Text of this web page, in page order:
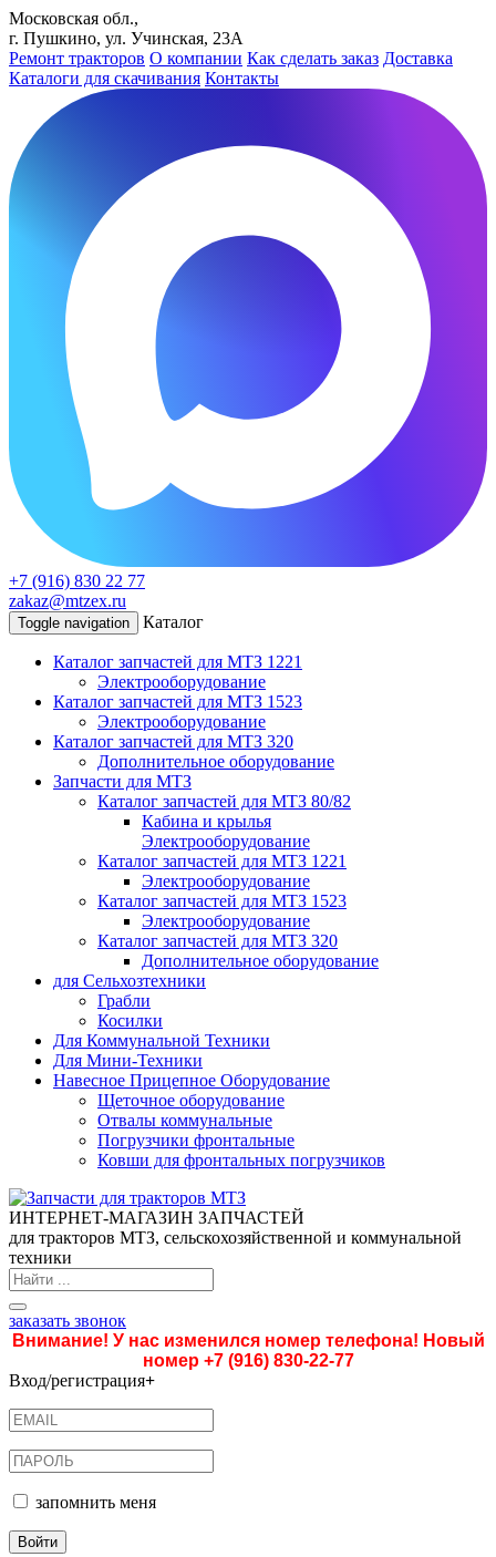
Московская обл.,
г. Пушкино, ул. Учинская, 23А
Ремонт тракторов О компании Как сделать заказ Доставка
Каталоги для скачивания Контакты
+7 (916) 830 22 77
zakaz@mtzex.ru
Toggle navigation Каталог
Каталог запчастей для МТЗ 1221
Электрооборудование
Каталог запчастей для МТЗ 1523
Электрооборудование
Каталог запчастей для МТЗ 320
Дополнительное оборудование
Запчасти для МТЗ
Каталог запчастей для МТЗ 80/82
Кабина и крылья
Электрооборудование
Каталог запчастей для МТЗ 1221
Электрооборудование
Каталог запчастей для МТЗ 1523
Электрооборудование
Каталог запчастей для МТЗ 320
Дополнительное оборудование
для Сельхозтехники
Грабли
Косилки
Для Коммунальной Техники
Для Мини-Техники
Навесное Прицепное Оборудование
Щеточное оборудование
Отвалы коммунальные
Погрузчики фронтальные
Ковши для фронтальных погрузчиков
ИНТЕРНЕТ-МАГАЗИН ЗАПЧАСТЕЙ
для тракторов МТЗ, сельскохозяйственной и коммунальной
техники
заказать звонок
Внимание! У нас изменился номер телефона! Новый
номер +7 (916) 830-22-77
Вход/регистрация+
запомнить меня